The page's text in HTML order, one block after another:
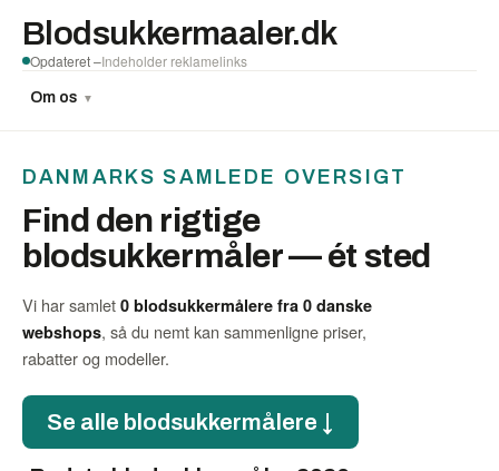
Blodsukkermaaler.dk
Om os ▼
Opdateret –Indeholder reklamelinks
DANMARKS SAMLEDE OVERSIGT
Find den rigtige
blodsukkermåler — ét sted
Vi har samlet 0 blodsukkermålere fra 0 danske
webshops, så du nemt kan sammenligne priser,
rabatter og modeller.
Se alle blodsukkermålere ↓